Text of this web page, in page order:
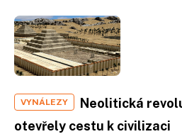
VYNÁLEZY
Neolitická
otevřely cestu k civilizaci